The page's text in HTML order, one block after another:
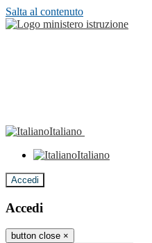
Salta al contenuto
Italiano
Italiano
Accedi
Accedi
button close ×